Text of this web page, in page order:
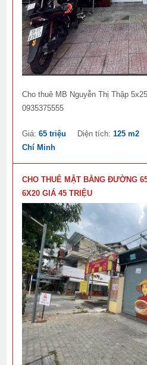
Cho thuê MB Nguyễn Thị Thập
0935375555
Giá:65 triệu Diện tích:125 m2
Chí Minh
CHO THUÊ MẶT BẰNG ĐƯỜNG
6X20 GIÁ 45 TRIỆU